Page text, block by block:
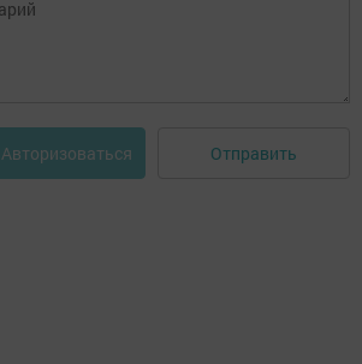
Авторизоваться Отправить